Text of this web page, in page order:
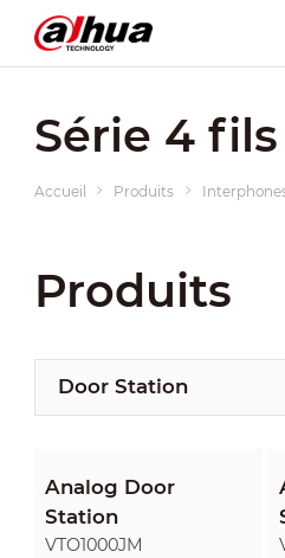
Série 4 fils
Accueil Produits
Produits
Door Station
Analog Door
Station
VTO1000JM